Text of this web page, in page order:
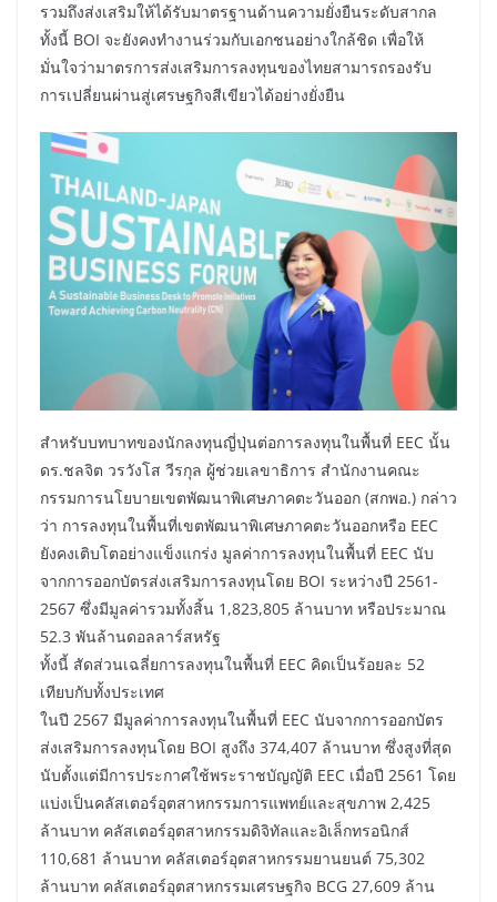
รวมถึงส่งเสริมให้ได้รับมาตรฐานด้านความยั่งยืนระดับสากล
ทั้งนี้ BOI จะยังคงทำงานร่วมกับเอกชนอย่างใกล้ชิด เพื่อให้
มั่นใจว่ามาตรการส่งเสริมการลงทุนของไทยสามารถรองรับ
การเปลี่ยนผ่านสู่เศรษฐกิจสีเขียวได้อย่างยั่งยืน
สำหรับบทบาทของนักลงทุนญี่ปุ่นต่อการลงทุนในพื้นที่ EEC นั้น
ดร.ชลจิต วรวังโส วีรกุล ผู้ช่วยเลขาธิการ สำนักงานคณะ
กรรมการนโยบายเขตพัฒนาพิเศษภาคตะวันออก (สกพอ.) กล่าว
ว่า การลงทุนในพื้นที่เขตพัฒนาพิเศษภาคตะวันออกหรือ EEC
ยังคงเติบโตอย่างแข็งแกร่ง มูลค่าการลงทุนในพื้นที่ EEC นับ
จากการออกบัตรส่งเสริมการลงทุนโดย BOI ระหว่างปี 2561-
2567 ซึ่งมีมูลค่ารวมทั้งสิ้น 1,823,805 ล้านบาท หรือประมาณ
52.3 พันล้านดอลลาร์สหรัฐ
ทั้งนี้ สัดส่วนเฉลี่ยการลงทุนในพื้นที่ EEC คิดเป็นร้อยละ 52
เทียบกับทั้งประเทศ
ในปี 2567 มีมูลค่าการลงทุนในพื้นที่ EEC นับจากการออกบัตร
ส่งเสริมการลงทุนโดย BOI สูงถึง 374,407 ล้านบาท ซึ่งสูงที่สุด
นับตั้งแต่มีการประกาศใช้พระราชบัญญัติ EEC เมื่อปี 2561 โดย
แบ่งเป็นคลัสเตอร์อุตสาหกรรมการแพทย์และสุขภาพ 2,425
ล้านบาท คลัสเตอร์อุตสาหกรรมดิจิทัลและอิเล็กทรอนิกส์
110,681 ล้านบาท คลัสเตอร์อุตสาหกรรมยานยนต์ 75,302
ล้านบาท คลัสเตอร์อุตสาหกรรมเศรษฐกิจ BCG 27,609 ล้าน